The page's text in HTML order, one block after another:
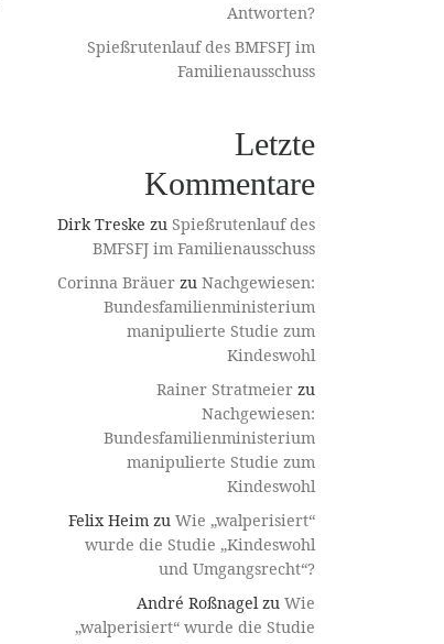
Antworten?
Spießrutenlauf des BMFSFJ im
Familienausschuss
Letzte
Kommentare
Dirk Treske zu Spießrutenlauf des
BMFSFJ im Familienausschuss
Corinna Bräuer zu Nachgewiesen:
Bundesfamilienministerium
manipulierte Studie zum
Kindeswohl
Rainer Stratmeier zu
Nachgewiesen:
Bundesfamilienministerium
manipulierte Studie zum
Kindeswohl
Felix Heim zu Wie „walperisiert“
wurde die Studie „Kindeswohl
und Umgangsrecht“?
André Roßnagelzu Wie
„walperisiert“ wurde die Studie